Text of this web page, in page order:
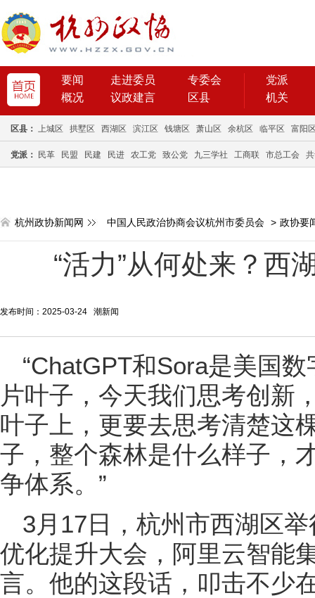
要闻 走进委员
专委会
概况
议政建言 区县
党派
机关
区县： 上城区 拱墅区 西湖区 滨江区 钱塘区 萧山区 余杭区 临平区 富阳
党派： 民革 民盟 民建 民进 农工党 致公党 九三学社 工商联 市总工会
杭州政协新闻网 中国人民政治协商会议杭州市委员会 > 政协要
“活力”从何处来？西
发布时间：2025-03-24 潮新闻
“ChatGPT和Sora是美国
片叶子，今天我们思考创新
叶子上，更要去思考清楚这
子，整个森林是什么样子，
争体系。”
3月17日，杭州市西湖区
优化提升大会，阿里云智能
言。他的这段话，叩击不少